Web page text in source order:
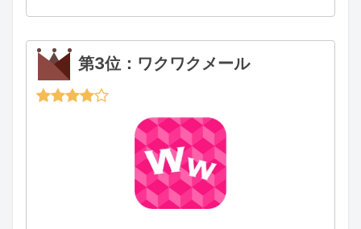
第3位：ワクワクメール